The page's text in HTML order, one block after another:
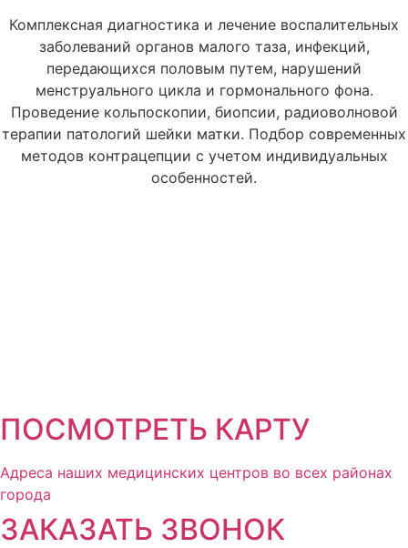
Комплексная диагностика и лечение воспалительных
заболеваний органов малого таза, инфекций,
передающихся половым путем, нарушений
менструального цикла и гормонального фона.
Проведение кольпоскопии, биопсии, радиоволновой
терапии патологий шейки матки. Подбор современных
методов контрацепции с учетом индивидуальных
особенностей.
ПОСМОТРЕТЬ КАРТУ
Адреса наших медицинских центров во всех районах
города
ЗАКАЗАТЬ ЗВОНОК